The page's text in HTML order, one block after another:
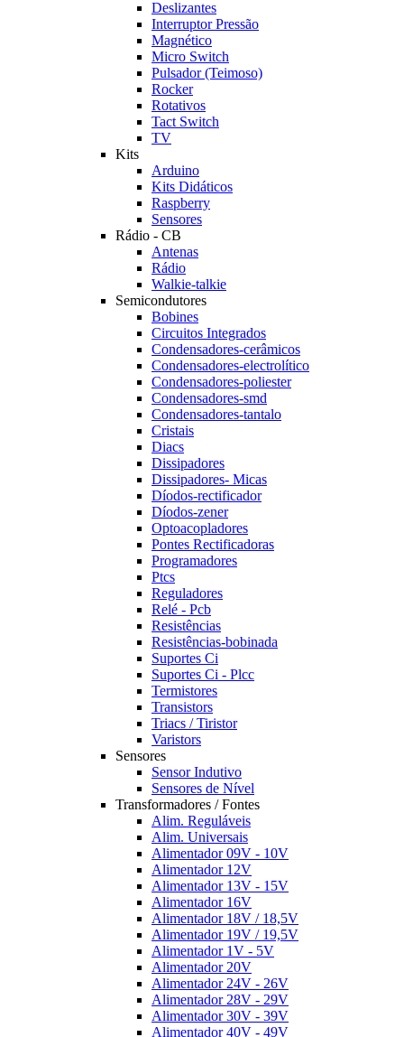
Deslizantes
Interruptor Pressão
Magnético
Micro Switch
Pulsador (Teimoso)
Rocker
Rotativos
Tact Switch
TV
Kits
Arduino
Kits Didáticos
Raspberry
Sensores
Rádio - CB
Antenas
Rádio
Walkie-talkie
Semicondutores
Bobines
Circuitos Integrados
Condensadores-cerâmicos
Condensadores-electrolítico
Condensadores-poliester
Condensadores-smd
Condensadores-tantalo
Cristais
Diacs
Dissipadores
Dissipadores- Micas
Díodos-rectificador
Díodos-zener
Optoacopladores
Pontes Rectificadoras
Programadores
Ptcs
Reguladores
Relé - Pcb
Resistências
Resistências-bobinada
Suportes Ci
Suportes Ci - Plcc
Termistores
Transistors
Triacs / Tiristor
Varistors
Sensores
Sensor Indutivo
Sensores de Nível
Transformadores / Fontes
Alim. Reguláveis
Alim. Universais
Alimentador 09V - 10V
Alimentador 12V
Alimentador 13V - 15V
Alimentador 16V
Alimentador 18V / 18,5V
Alimentador 19V / 19,5V
Alimentador 1V - 5V
Alimentador 20V
Alimentador 24V - 26V
Alimentador 28V - 29V
Alimentador 30V - 39V
Alimentador 40V - 49V